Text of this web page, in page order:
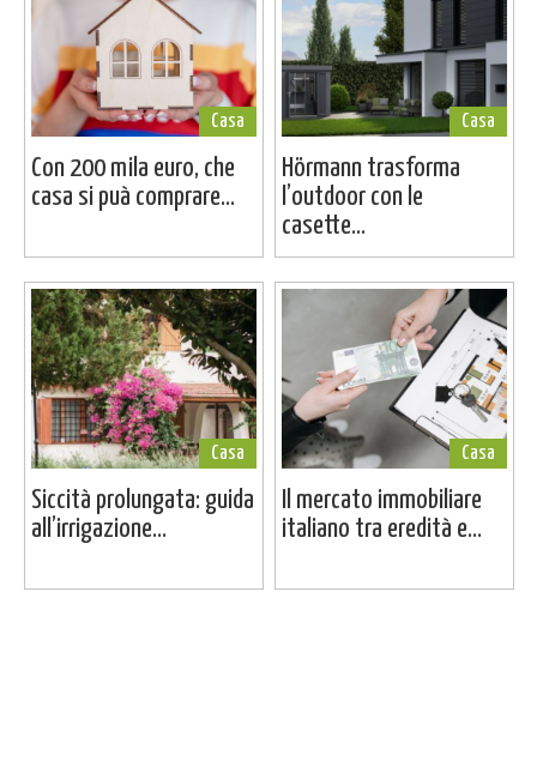
Casa
Con 200 mila euro, che
casa si puà comprare...
Casa
Hörmann trasforma
l’outdoor con le
casette...
Casa
Siccità prolungata: guida
all’irrigazione...
Casa
Il mercato immobiliare
italiano tra eredità e...